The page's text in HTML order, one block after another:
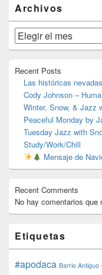
área
de
widget
barra
lateral
Archivos
Archivos
Recent Posts
Las históricas
Cody Johnson –
Winter, Snow, & Jazz
Peaceful Monday by
Tuesday Jazz with
Study/Work/Chill
Mensaje de
Recent Comments
No hay comentarios que
Etiquetas
#apodaca Barrio Antiguo